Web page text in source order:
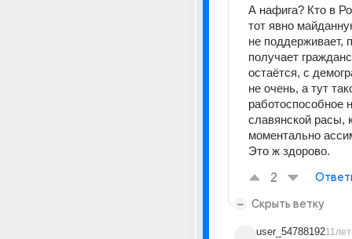
А нафига? Кто в
тот явно
не поддерживает,
получает
остаётся, с
не очень, а тут
работоспособное
славянской расы,
моментально
Это ж здорово.
2
Скрыть ветку
user_5478819211лет